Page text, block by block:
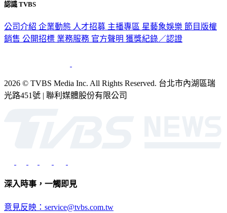
認識 TVBS
公司介紹 企業動態 人才招募 主播專區 星藝象娛樂 節目版權
銷售 公開招標 業務服務 官方聲明 獲獎紀錄／認證
2026 © TVBS Media Inc. All Rights Reserved. 台北市內湖區瑞
光路451號 | 聯利媒體股份有限公司
深入時事，一觸即見
意見反映：service@tvbs.com.tw